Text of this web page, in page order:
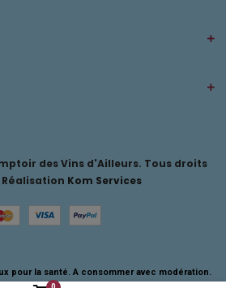
des Vins d'Ailleurs. Tous droits
Kom Services
pour la santé. A consommer avec modération.